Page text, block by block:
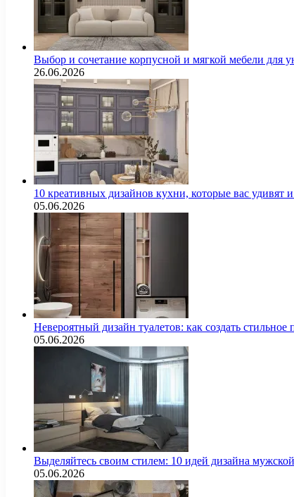
Выбор и сочетание корпусной и мягкой мебели для
26.06.2026
10 креативных дизайнов кухни, которые вас удивят
05.06.2026
Невероятный дизайн туалетов: как создать
05.06.2026
Выделяйтесь своим стилем: 10 идей дизайна
05.06.2026